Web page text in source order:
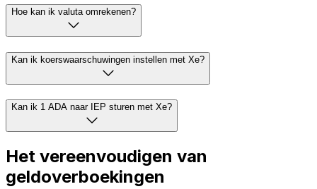
Hoe kan ik valuta omrekenen?
Kan ik koerswaarschuwingen instellen met Xe?
Kan ik 1 ADA naar IEP sturen met Xe?
Het vereenvoudigen van
geldoverboekingen